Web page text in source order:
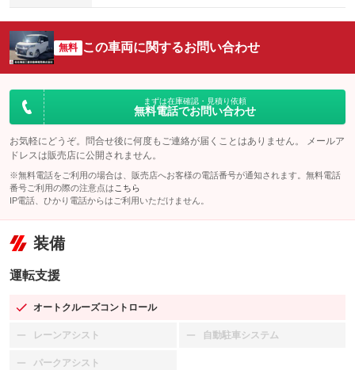
無料 この車両に関するお問い合わせ
まずは在庫確認・見積り依頼
無料電話でお問い合わせ
お気軽にどうぞ。問合せ後に何度もご連絡が届くことはありません。 メールア
ドレスは販売店に公開されません。
※無料電話をご利用の場合は、販売店へお客様の電話番号が通知されます。無料電話
番号ご利用の際の注意点は こちら
IP電話、ひかり電話からはご利用いただけません。
装備
運転支援
オートクルーズコントロール
：装備あり
レーンアシスト
：装備なし 自動駐車システム
：装備なし
パークアシスト
：装備なし